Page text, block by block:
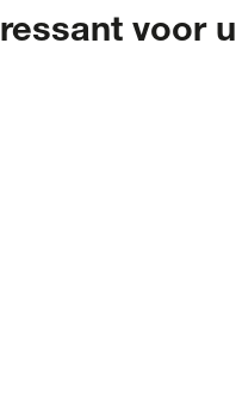
voor u